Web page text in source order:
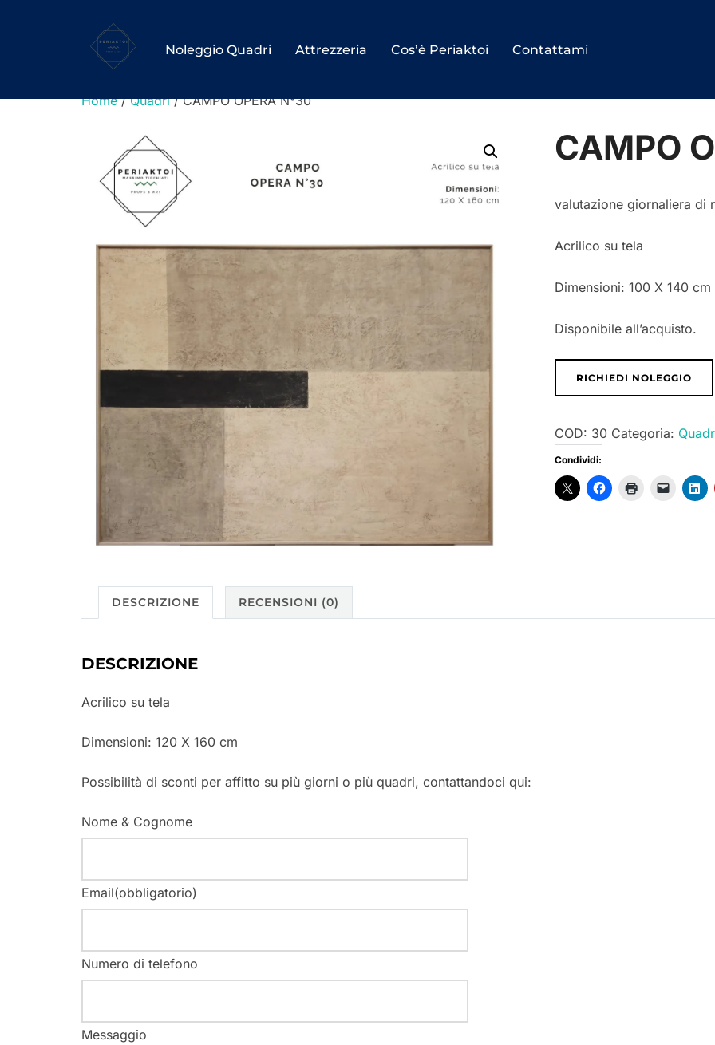
Noleggio Quadri Attrezzeria Cos’è Periaktoi Contattami
Home/Quadri/ CAMPO OPERA N°30
CAMPO
valutazione giornaliera di
Acrilico su tela
Dimensioni: 100 X 140 cm
Disponibile all’acquisto.
RICHIEDI NOLEGGIO
COD: 30 Categoria:
Condividi:
DESCRIZIONE RECENSIONI (0)
DESCRIZIONE
Acrilico su tela
Dimensioni: 120 X 160 cm
Possibilità di sconti per affitto su più giorni o più quadri, contattandoci qui:
Nome & Cognome
Email(obbligatorio)
Numero di telefono
Messaggio